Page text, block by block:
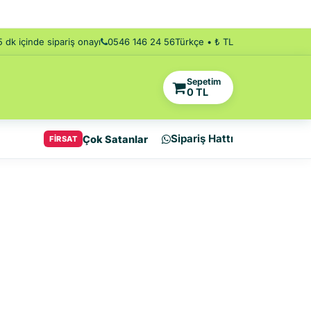
dk içinde sipariş onayı 0546 146 24 56Türkçe • ₺ TL
Sepetim
0 TL
FİRSAT Çok Satanlar Sipariş Hattı